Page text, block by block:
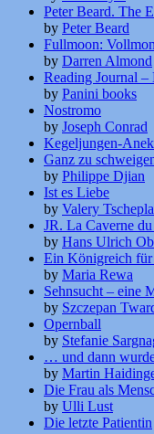
Peter Beard. The
by Peter Beard
Fullmoon:
by Darren Almond
Reading Journal –
by Panini books
Nostromo
by Joseph Conrad
Kegeljungen-
Ganz zu
by Philippe Djian
Ist es Liebe
by Valery
JR. La Caverne
by Hans Ulrich
Ein Königreich für
by Maria Rewa
Sehnsucht – eine
by Szczepan
Opernball
by Stefanie
… und dann
by Martin
Die Frau als
by Ulli Lust
Die letzte Patientin